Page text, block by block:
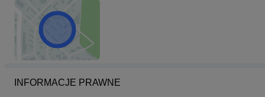
INFORMACJE PRAWNE